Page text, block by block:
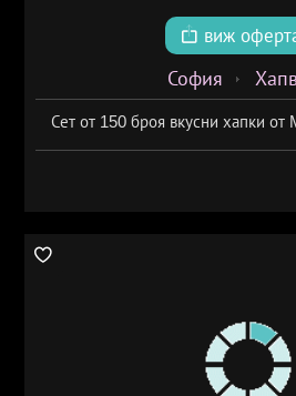
виж
София
Сет от 150 броя вкусни хапки